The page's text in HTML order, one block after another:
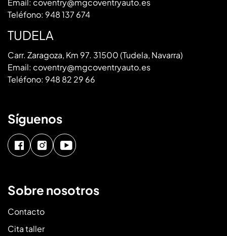
Teléfono: 948 137 674
TUDELA
Carr. Zaragoza, Km 97. 31500 (Tudela, Navarra)
Email: coventry@mgcoventryauto.es
Teléfono: 948 82 29 66
Síguenos
Sobre nosotros
Contacto
Cita taller